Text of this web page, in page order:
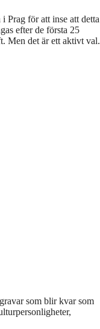
Prag för att inse att detta
efter de första 25
Men det är ett aktivt val.
som blir kvar som